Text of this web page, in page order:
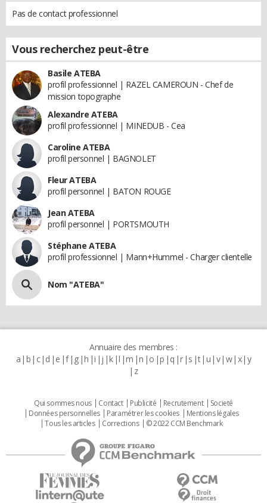
Pas de contact professionnel
Vous recherchez peut-être
Basile ATEBA
profil professionnel | RAZEL CAMEROUN - Chef de
mission topographe
Alexandre ATEBA
profil professionnel | MINEDUB - Cea
Caroline ATEBA
profil personnel | BAGNOLET
Fleur ATEBA
profil personnel | BATON ROUGE
Jean ATEBA
profil personnel | PORTSMOUTH
Stéphane ATEBA
profil professionnel | Mann+Hummel - Charger clientelle
Nom "ATEBA"
Annuaire des membres :
a b c d e f g h i j k l m n o p q r s t u v w x y
z
Qui sommes nous Contact Publicité Recrutement
Societé
Données personnelles
Paramétrer les cookies
Mentions légales
Tous les articles
Corrections © 2022 CCM Benchmark